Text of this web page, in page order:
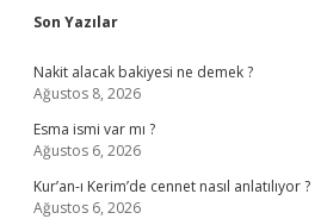
Sidebar
Son Yazılar
Nakit alacak bakiyesi ne demek ?
Ağustos 8, 2026
Esma ismi var mı ?
Ağustos 6, 2026
Kur’an-ı Kerim’de cennet nasıl anlatılıyor ?
Ağustos 6, 2026